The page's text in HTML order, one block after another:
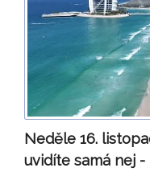
Neděle 16.
uvidíte samá nej -